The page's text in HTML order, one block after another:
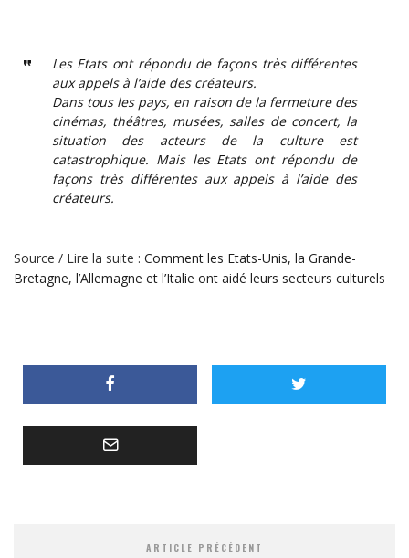
Les Etats ont répondu de façons très différentes
aux appels à l’aide des créateurs.
Dans tous les pays, en raison de la fermeture des
cinémas, théâtres, musées, salles de concert, la
situation des acteurs de la culture est
catastrophique. Mais les Etats ont répondu de
façons très différentes aux appels à l’aide des
créateurs.
Source / Lire la suite : Comment les Etats-Unis, la Grande-
Bretagne, l’Allemagne et l’Italie ont aidé leurs secteurs culturels
ARTICLE PRÉCÉDENT